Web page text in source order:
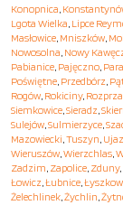
Konopnica,
Lgota Wielka, Lipce
Masłowice, Mniszków,
Nowosolna, Nowy
Pabianice, Pajęczno,
Poświętne, Przedbórz,
Rogów, Rokiciny, Rozprza
Siemkowice,Sieradz,
Sulejów,Sulmierzyce,
Mazowiecki,Tuszyn,
Wieruszów,Wierzchlas,
Zadzim, Zapolice, Zduny,
Łowicz,Łubnice,
Żelechlinek,Żychlin,